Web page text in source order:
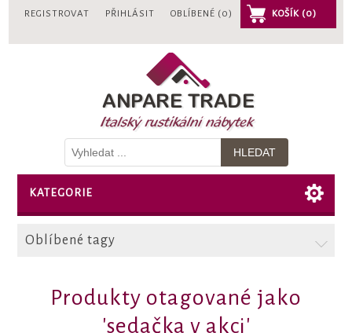
REGISTROVAT PŘIHLÁSIT OBLÍBENÉ (0) KOŠÍK (0)
KATEGORIE
Oblíbené tagy
Produkty otagované jako
'sedačka v akci'